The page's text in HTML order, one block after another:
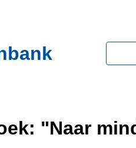
"Naar